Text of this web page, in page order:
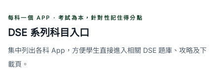
每科一個 APP · 考試為本，針對性記住得分點
DSE 系列科目入口
集中列出各科 App，方便學生直接進入相關 DSE 題庫、攻略及下
載頁。